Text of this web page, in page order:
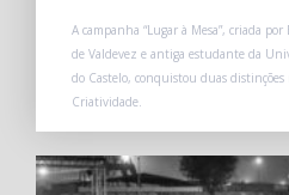
A campanha “Lugar à Mesa”, criada
de Valdevez e antiga estudante da
do Castelo, conquistou duas distinções
Criatividade.